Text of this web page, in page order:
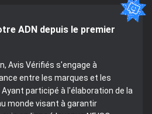
ADN depuis le premier
Avis Vérifiés s'engage à
entre les marques et les
participé à l'élaboration de la
monde visant à garantir